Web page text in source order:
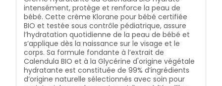
intensément, protège et renforce la peau de
bébé. Cette crème Klorane pour bébé certifiée
BIO et testée sous contrôle pédiatrique, assure
l’hydratation quotidienne de la peau de bébé et
s’applique dès la naissance sur le visage et le
corps. Sa formule fondante à l’extrait de
Calendula BIO et à la Glycérine d'origine végétale
hydratante est constituée de 99% d’ingrédients
d’origine naturelle sélectionnés avec soin pour